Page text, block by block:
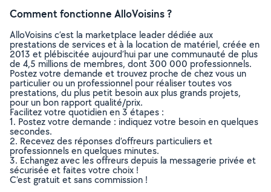
Comment fonctionne AlloVoisins ?
AlloVoisins c’est la marketplace leader dédiée aux
prestations de services et à la location de matériel, créée en
2013 et plébiscitée aujourd’hui par une communauté de plus
de 4,5 millions de membres, dont 300 000 professionnels.
Postez votre demande et trouvez proche de chez vous un
particulier ou un professionnel pour réaliser toutes vos
prestations, du plus petit besoin aux plus grands projets,
pour un bon rapport qualité/prix.
Facilitez votre quotidien en 3 étapes :
1. Postez votre demande : indiquez votre besoin en quelques
secondes.
2. Recevez des réponses d’offreurs particuliers et
professionnels en quelques minutes.
3. Echangez avec les offreurs depuis la messagerie privée et
sécurisée et faites votre choix !
C’est gratuit et sans commission !